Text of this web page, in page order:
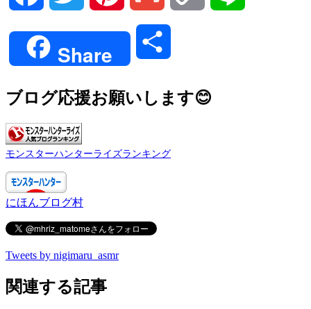
Share
ブログ応援お願いします😊
モンスターハンターライズランキング
にほんブログ村
Tweets by nigimaru_asmr
関連する記事